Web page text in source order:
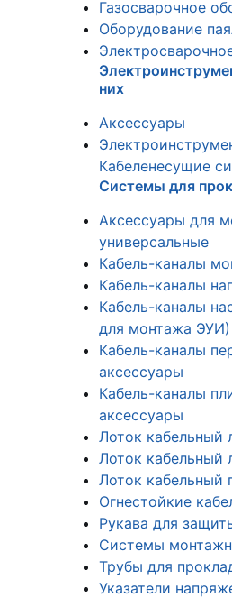
Газосварочное
Оборудование
них
Аксессуары
Кабеленесущие
Системы для
Аксессуары для
универсальные
Кабель-каналы
Кабель-каналы
Кабель-каналы
для монтажа
Кабель-каналы
аксессуары
Кабель-каналы
аксессуары
Лоток кабельный
Лоток кабельный
Лоток кабельный
Огнестойкие
Рукава для
Системы
Трубы для
Указатели